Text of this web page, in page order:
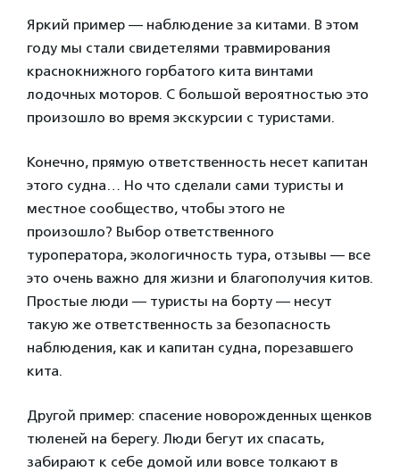
Яркий пример — наблюдение за китами. В этом
году мы стали свидетелями травмирования
краснокнижного горбатого кита винтами
лодочных моторов. С большой вероятностью это
произошло во время экскурсии с туристами.
Конечно, прямую ответственность несет капитан
этого судна… Но что сделали сами туристы и
местное сообщество, чтобы этого не
произошло? Выбор ответственного
туроператора, экологичность тура, отзывы — все
это очень важно для жизни и благополучия китов.
Простые люди — туристы на борту — несут
такую же ответственность за безопасность
наблюдения, как и капитан судна, порезавшего
кита.
Другой пример: спасение новорожденных щенков
тюленей на берегу. Люди бегут их спасать,
забирают к себе домой или вовсе толкают в